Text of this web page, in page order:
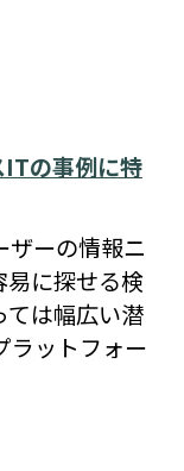
ITの事例に特
ザーの情報ニ
易に探せる検
ては幅広い潜
ラットフォー